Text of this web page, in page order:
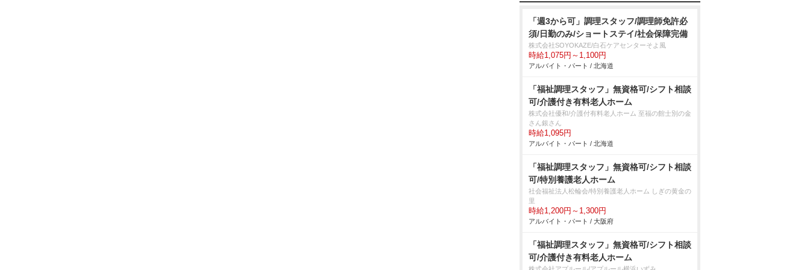
「週3から可」調理スタッフ/調理師免許必
須/日勤のみ/ショートステイ/社会保障完備
株式会社SOYOKAZE/白石ケアセンターそよ風
時給1,075円～1,100円
アルバイト・パート / 北海道
「福祉調理スタッフ」無資格可/シフト相談
可/介護付き有料老人ホーム
株式会社優和/介護付有料老人ホーム 至福の館士別の金
さん銀さん
時給1,095円
アルバイト・パート / 北海道
「福祉調理スタッフ」無資格可/シフト相談
可/特別養護老人ホーム
社会福祉法人松輪会/特別養護老人ホーム しぎの黄金の
里
時給1,200円～1,300円
アルバイト・パート / 大阪府
「福祉調理スタッフ」無資格可/シフト相談
可/介護付き有料老人ホーム